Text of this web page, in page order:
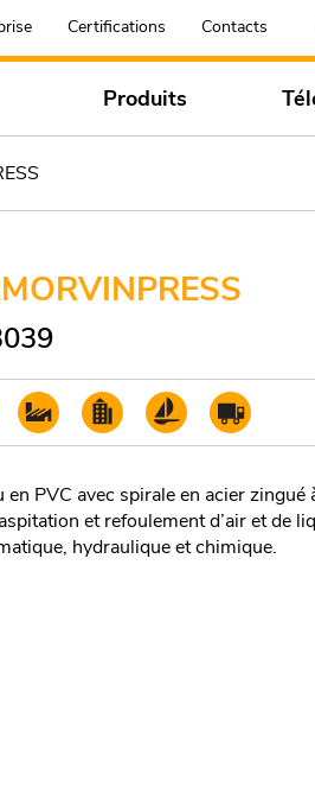
Certifications Contacts
Produits
en PVC avec spirale en acier
et refoulement d’air et de
hydraulique et chimique.